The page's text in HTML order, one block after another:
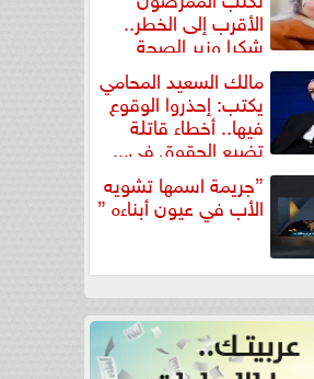
الأقرب إلى الخطر..
شكرا وزير الصحة
مالك السعيد المحامي
يكتب: إحذروا الوقوع
فيها.. أخطاء قاتلة
تضيع الحقوق في...
”جريمة اسمها تشويه
الأب في عيون أبناءه ”